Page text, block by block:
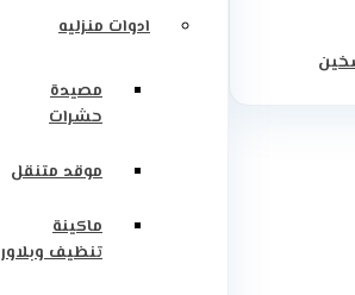
ادوات منزليه
مصيدة
حشرات
موقد متنقل
ماكينة
تنظيف وبلاور